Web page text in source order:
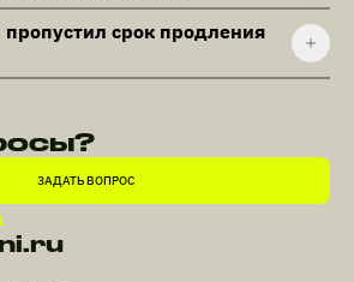
пропустил срок продления
ЗАДАТЬ ВОПРОС